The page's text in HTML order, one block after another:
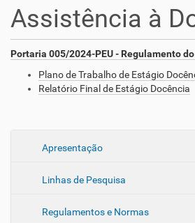
Apresentação
Linhas de Pesquisa
Regulamentos e Normas
Assistência à
Portaria 005/2024-PEU - Regulamento
Plano de Trabalho de Estágio
Relatório Final de Estágio Docência